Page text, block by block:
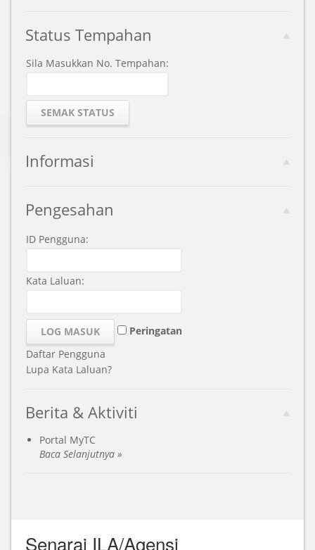
Status Tempahan
Sila Masukkan No. Tempahan:
Informasi
Pengesahan
ID Pengguna:
Kata Laluan:
Peringatan
Daftar Pengguna
Lupa Kata Laluan?
Berita & Aktiviti
Portal MyTC
Baca Selanjutnya »
Senarai ILA/Agensi